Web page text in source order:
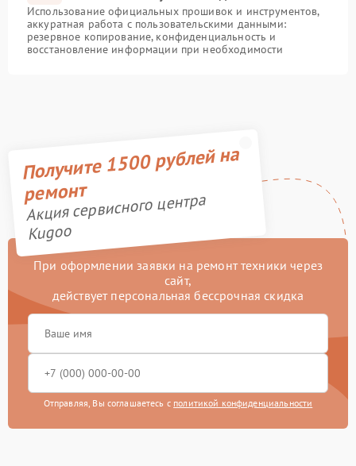
Использование официальных прошивок и инструментов,
аккуратная работа с пользовательскими данными:
резервное копирование, конфиденциальность и
восстановление информации при необходимости
Получите 1500 рублей на
ремонт
Акция сервисного центра
Kugoo
При оформлении заявки на ремонт техники через
сайт,
действует персональная бессрочная скидка
Отправляя, Вы соглашаетесь с политикой конфиденциальности